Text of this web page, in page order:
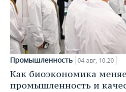
Промышленность 04 авг, 10:20
Как биоэкономика
промышленность и